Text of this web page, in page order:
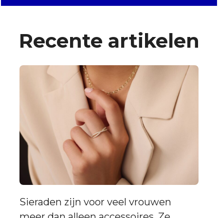
Recente artikelen
Sieraden zijn voor veel vrouwen